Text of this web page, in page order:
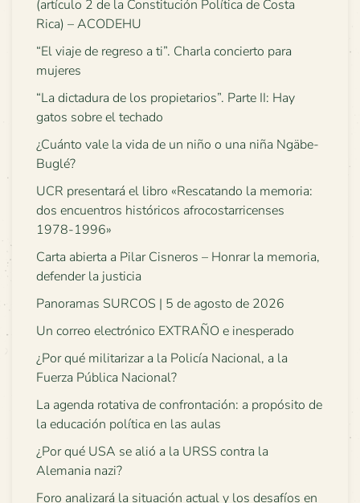
(artículo 2 de la Constitución Política de Costa
Rica) – ACODEHU
“El viaje de regreso a ti”. Charla concierto para
mujeres
“La dictadura de los propietarios”. Parte II: Hay
gatos sobre el techado
¿Cuánto vale la vida de un niño o una niña Ngäbe-
Buglé?
UCR presentará el libro «Rescatando la memoria:
dos encuentros históricos afrocostarricenses
1978-1996»
Carta abierta a Pilar Cisneros – Honrar la memoria,
defender la justicia
Panoramas SURCOS | 5 de agosto de 2026
Un correo electrónico EXTRAÑO e inesperado
¿Por qué militarizar a la Policía Nacional, a la
Fuerza Pública Nacional?
La agenda rotativa de confrontación: a propósito de
la educación política en las aulas
¿Por qué USA se alió a la URSS contra la
Alemania nazi?
Foro analizará la situación actual y los desafíos en